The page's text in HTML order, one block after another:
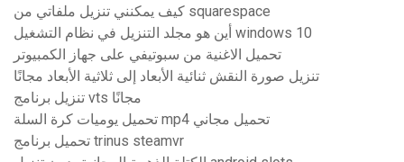
كيف يمكنني تنزيل ملفاتي من squarespace
أين هو مجلد التنزيل في نظام التشغيل windows 10
تحميل الاغنية من سبوتيفي على جهاز الكمبيوتر
تنزيل صورة النقش ثنائية الأبعاد إلى ثلاثية الأبعاد مجانًا
تنزيل برنامج vts مجانًا
تحميل يوميات كرة السلة mp4 تحميل مجاني
تحميل برنامج trinus steamvr